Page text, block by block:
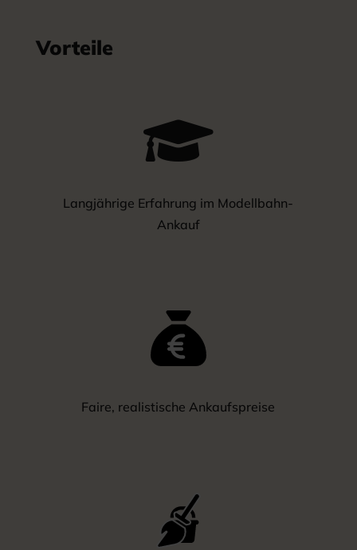
Vorteile

Langjährige Erfahrung im Modellbahn-
Ankauf
Faire, realistische Ankaufspreise